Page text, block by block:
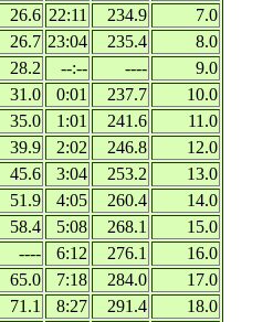
26.6 22:11 234.9
7.0
26.7 23:04 235.4
8.0
28.2 --:-- ----
9.0
31.0 0:01 237.7
10.0
35.0 1:01 241.6
11.0
39.9 2:02 246.8
12.0
45.6 3:04 253.2
13.0
51.9 4:05 260.4
14.0
58.4 5:08 268.1
15.0
---- 6:12 276.1
16.0
65.0 7:18 284.0
17.0
71.1 8:27 291.4 18.0